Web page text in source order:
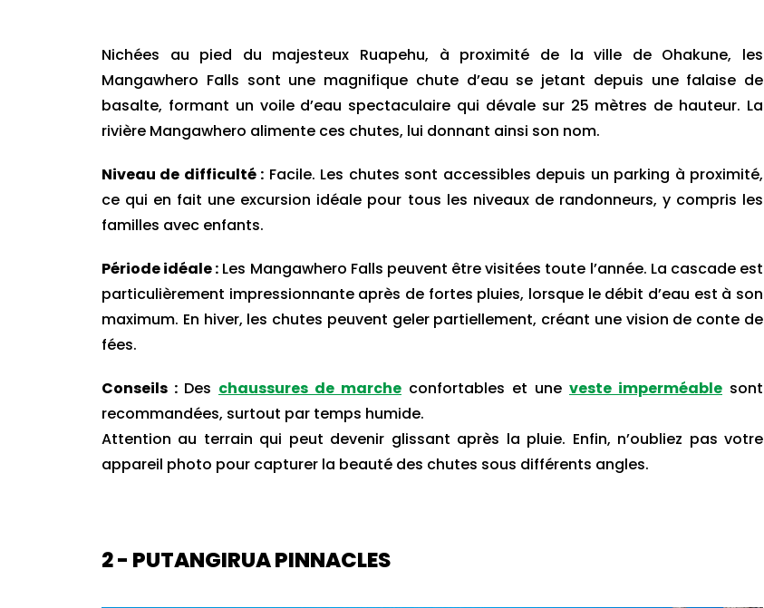
Nichées au pied du majesteux Ruapehu, à proximité de la ville de Ohakune, les
Mangawhero Falls sont une magnifique chute d’eau se jetant depuis une falaise de
basalte, formant un voile d’eau spectaculaire qui dévale sur 25 mètres de hauteur. La
rivière Mangawhero alimente ces chutes, lui donnant ainsi son nom.
Niveau de difficulté : Facile. Les chutes sont accessibles depuis un parking à proximité,
ce qui en fait une excursion idéale pour tous les niveaux de randonneurs, y compris les
familles avec enfants.
Période idéale : Les Mangawhero Falls peuvent être visitées toute l’année. La cascade est
particulièrement impressionnante après de fortes pluies, lorsque le débit d’eau est à son
maximum. En hiver, les chutes peuvent geler partiellement, créant une vision de conte de
fées.
Conseils : Des chaussures de marche confortables et une veste imperméable sont
recommandées, surtout par temps humide.
Attention au terrain qui peut devenir glissant après la pluie. Enfin, n’oubliez pas votre
appareil photo pour capturer la beauté des chutes sous différents angles.
2 - PUTANGIRUA PINNACLES